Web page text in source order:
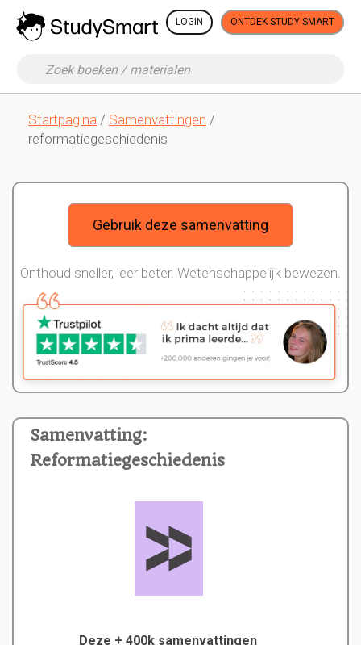
LOGIN ONTDEK STUDY SMART
Startpagina / Samenvattingen /
reformatiegeschiedenis
Samenvatting:
Reformatiegeschiedenis
Deze + 400k samenvattingen
Gebruik deze samenvatting
Onthoud sneller, leer beter. Wetenschappelijk bewezen.